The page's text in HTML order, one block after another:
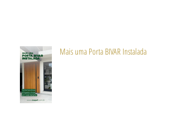
Mais uma Porta BIVAR Instalada